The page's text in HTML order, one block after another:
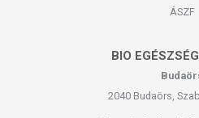
ÁSZF
BIO
2040 Budaörs,